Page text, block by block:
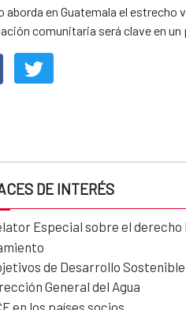
aborda en Guatemala el estrecho
comunitaria será clave en
DE INTERÉS
Especial sobre el derecho
de Desarrollo Sostenible
General del Agua
en los países socios